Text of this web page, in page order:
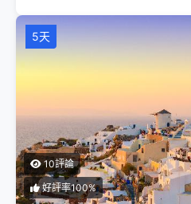
5天
10評論
好評率100%